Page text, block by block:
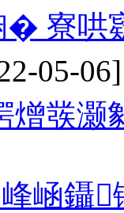
� 寮哄
05-06]
熷彂
峰崡鑷